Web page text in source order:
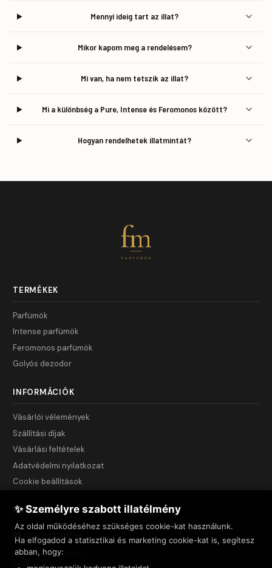
Mennyi ideig tart az illat?
Mikor kapom meg a rendelésem?
Mi van, ha nem tetszik az illat?
Mi a különbség a Pure, Intense és Feromonos között?
Hogyan rendelhetek illatmintát?
fm
PARFÜMÖK
TERMÉKEK
Parfümök
Intense parfümök
Feromonos parfümök
Golyós dezodor
INFORMÁCIÓK
Vásárlói vélemények
Szállítási díjak
Vásárlási feltételek
Adatvédelmi nyilatkozat
Cookie beállítások
KAPCSOLAT
Üzenet küldése
NET INNOVATION Kft.
3535 Miskolc, Csendes u. 44.
✨ Személyre szabott illatélmény
Az oldal működéséhez szükséges cookie-kat használunk.
Ha elfogadod a statisztikai és marketing cookie-kat is, segítesz
abban, hogy: